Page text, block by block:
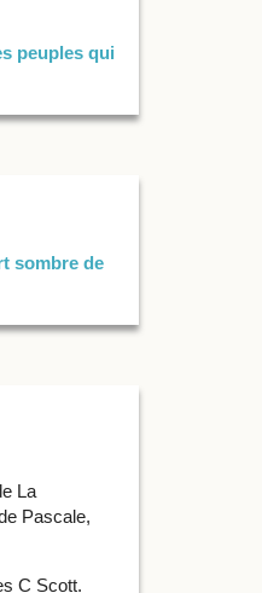
peuples qui
sombre de
La
Pascale,
C Scott.